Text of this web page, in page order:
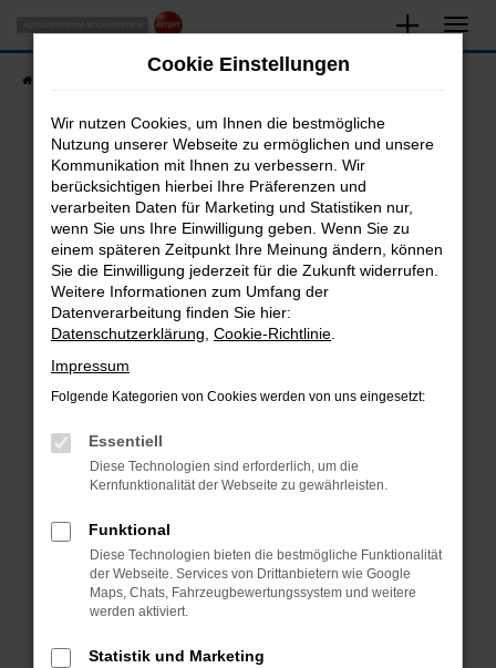
Zum
Hauptinhalt
springen
Fahrzeugsuche
Fehler: Network Error
Beim Laden ist ein Fehler aufgetreten.
Hier sind ein paar Tipps, die dir helfen können:
Überprüfe deine Firewall und deine
Internetverbindung.
Laden andere Webseiten, zum Beispiel deine
Suchmaschine?
Prüfe deine Browsererweiterungen.
können das Laden bestimmter Seiten
verhindern. Funktioniert die Seite in einem
anderen Browser oder in einem privaten
Starte dein Gerät neu.
Das kann manchmal helfen, vorübergehende
Probleme zu beheben.
Betriebssystem auf dem neuesten Stand
Cookie Einstellungen
Wir nutzen Cookies, um Ihnen die bestmögliche
Nutzung unserer Webseite zu ermöglichen und unsere
Kommunikation mit Ihnen zu verbessern. Wir
berücksichtigen hierbei Ihre Präferenzen und
verarbeiten Daten für Marketing und Statistiken nur,
wenn Sie uns Ihre Einwilligung geben. Wenn Sie zu
einem späteren Zeitpunkt Ihre Meinung ändern, können
Sie die Einwilligung jederzeit für die Zukunft widerrufen.
Weitere Informationen zum Umfang der
Datenverarbeitung finden Sie hier:
Datenschutzerklärung Cookie-Richtlinie
Impressum
Folgende Kategorien von Cookies werden von uns eingesetzt:
Essentiell
Diese Technologien sind erforderlich, um die
Kernfunktionalität der Webseite zu gewährleisten.
Funktional
Diese Technologien bieten die bestmögliche Funktionalität
der Webseite. Services von Drittanbietern wie Google
Maps, Chats, Fahrzeugbewertungssystem und weitere
werden aktiviert.
Statistik und Marketing